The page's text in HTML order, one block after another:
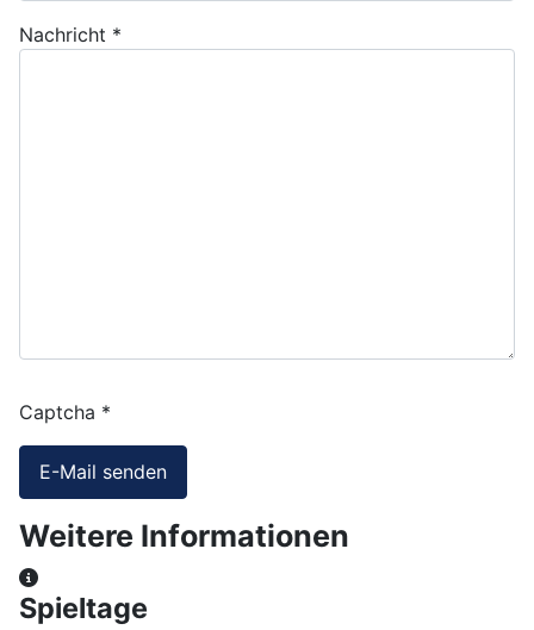
Nachricht *
Captcha *
E-Mail senden
Weitere Informationen
Weitere Informationen
Spieltage